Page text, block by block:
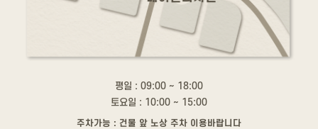
평일 : 09:00 ~ 18:00
토요일 : 10:00 ~ 15:00
주차가능 : 건물 앞 노상 주차 이용바랍니다